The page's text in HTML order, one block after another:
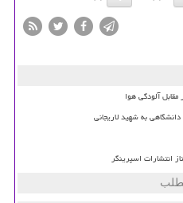
آلودگی هوا
به شهید لاریجانی
انتشارات اسپرینگر